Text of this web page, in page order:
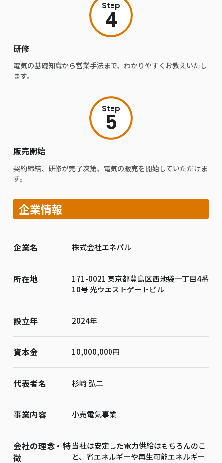
Step
4
研修
電気の基礎知識から営業手法まで、わかりやすくお教えいたし
ます。
Step
5
販売開始
契約締結、研修が完了次第、電気の販売を開始していただけま
す。
企業情報
企業名 株式会社エネパル
所在地
171-0021 東京都豊島区西池袋一丁目4番
10号 光ウエストゲートビル
設立年 2024年
資本金 10,000,000円
代表者名 杉﨑 弘二
事業内容 小売電気事業
会社の理念・特
徴
当社は安定した電力供給はもちろんのこ
と、省エネルギーや再生可能エネルギー